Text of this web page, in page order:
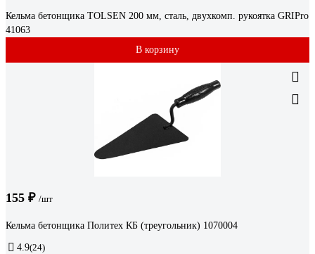
Кельма бетонщика TOLSEN 200 мм, сталь, двухкомп. рукоятка GRIPro
41063
В корзину
155 ₽ /шт
Кельма бетонщика Политех КБ (треугольник) 1070004
4.9(24)